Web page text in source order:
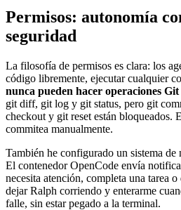
Permisos: autonomía
seguridad
La filosofía de permisos es clara: los
código libremente, ejecutar cualquier
nunca pueden hacer operaciones
git diff, git log y git status, pero git
checkout y git reset están bloqueados.
commitea manualmente.
También he configurado un sistema
El contenedor OpenCode envía
necesita atención, completa una tarea
dejar Ralph corriendo y enterarme
falle, sin estar pegado a la terminal.